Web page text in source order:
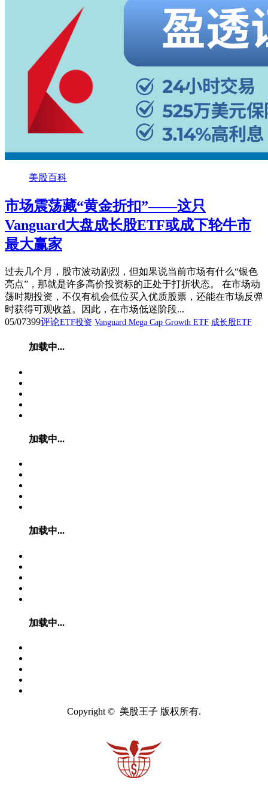
美股百科
市场震荡藏“黄金折扣”——这只
Vanguard大盘成长股ETF或成下轮牛市
最大赢家
过去几个月，股市波动剧烈，但如果说当前市场有什么“银色
亮点”，那就是许多高价投资标的正处于打折状态。 在市场动
荡时期投资，不仅有机会低位买入优质股票，还能在市场反弹
时获得可观收益。因此，在市场低迷阶段...
05/07399评论ETF投资 Vanguard Mega Cap Growth ETF 成长股ETF
加载中...
加载中...
加载中...
加载中...
Copyright © 美股王子 版权所有.